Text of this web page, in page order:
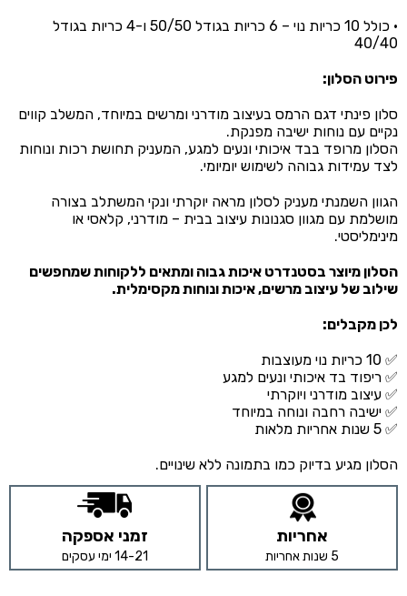
• כולל 10 כריות נוי – 6 כריות בגודל 50/50 ו-4 כריות בגודל
40/40
פירוט הסלון:
סלון פינתי דגם הרמס בעיצוב מודרני ומרשים במיוחד, המשלב קווים
נקיים עם נוחות ישיבה מפנקת.
הסלון מרופד בבד איכותי ונעים למגע, המעניק תחושת רכות ונוחות
לצד עמידות גבוהה לשימוש יומיומי.
הגוון השמנתי מעניק לסלון מראה יוקרתי ונקי המשתלב בצורה
מושלמת עם מגוון סגנונות עיצוב בבית – מודרני, קלאסי או
מינימליסטי.
הסלון מיוצר בסטנדרט איכות גבוה ומתאים ללקוחות שמחפשים
שילוב של עיצוב מרשים, איכות ונוחות מקסימלית.
לכן מקבלים:
✅ 10 כריות נוי מעוצבות
✅ ריפוד בד איכותי ונעים למגע
✅ עיצוב מודרני ויוקרתי
✅ ישיבה רחבה ונוחה במיוחד
✅ 5 שנות אחריות מלאות
הסלון מגיע בדיוק כמו בתמונה ללא שינויים.
אחריות
5 שנות אחריות
זמני אספקה
14-21 ימי עסקים